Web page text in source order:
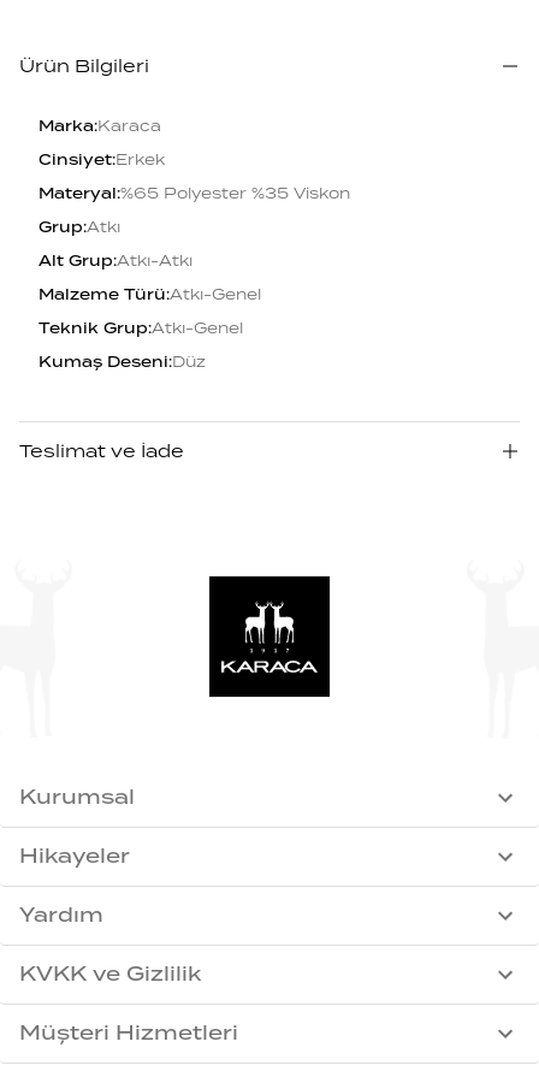
Ürün Bilgileri
Marka:Karaca
Cinsiyet:Erkek
Materyal:%65 Polyester %35 Viskon
Grup:Atkı
Alt Grup:Atkı-Atkı
Malzeme Türü:Atkı-Genel
Teknik Grup:Atkı-Genel
Kumaş Deseni:Düz
Teslimat ve İade
Kurumsal
Hikayeler
Yardım
KVKK ve Gizlilik
Müşteri Hizmetleri